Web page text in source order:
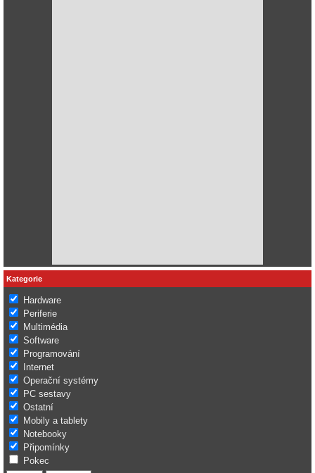
Kategorie
Hardware
Periferie
Multimédia
Software
Programování
Internet
Operační systémy
PC sestavy
Ostatní
Mobily a tablety
Notebooky
Připomínky
Pokec